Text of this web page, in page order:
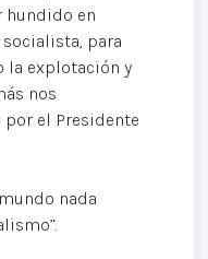
hundido en
para
la explotación y
nos
el Presidente
nada